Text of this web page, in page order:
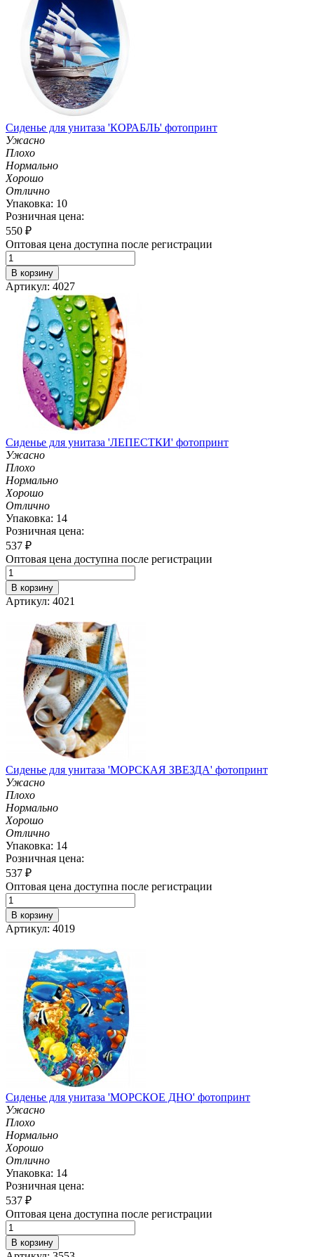
Сиденье для унитаза 'КОРАБЛЬ' фотопринт
Ужасно
Плохо
Нормально
Хорошо
Отлично
Упаковка: 10
Розничная цена:
550 ₽
Оптовая цена доступна после регистрации
В корзину
Артикул: 4027
Сиденье для унитаза 'ЛЕПЕСТКИ' фотопринт
Ужасно
Плохо
Нормально
Хорошо
Отлично
Упаковка: 14
Розничная цена:
537 ₽
Оптовая цена доступна после регистрации
В корзину
Артикул: 4021
Сиденье для унитаза 'МОРСКАЯ ЗВЕЗДА' фотопринт
Ужасно
Плохо
Нормально
Хорошо
Отлично
Упаковка: 14
Розничная цена:
537 ₽
Оптовая цена доступна после регистрации
В корзину
Артикул: 4019
Сиденье для унитаза 'МОРСКОЕ ДНО' фотопринт
Ужасно
Плохо
Нормально
Хорошо
Отлично
Упаковка: 14
Розничная цена:
537 ₽
Оптовая цена доступна после регистрации
В корзину